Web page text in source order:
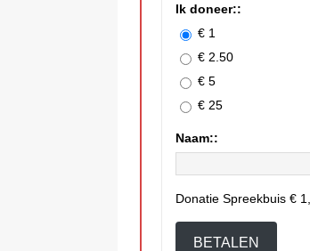
Ik doneer::
€ 1
€ 2.50
€ 5
€ 25
Naam::
Donatie Spreekbuis €
BETALEN